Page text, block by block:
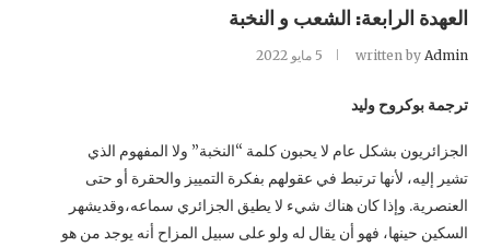
العهدة الرابعة: الشعب و النخبة
written by Admin 5 مايو 2022
ترجمة بوكروح وليد
الجزائريون بشكل عام لا يحبون كلمة “النخبة” ولا المفهوم الذي
تشير إليه، لأنها ترتبط في عقولهم بفكرة التمييز والحقرة أو حتى
العنصرية. وإذا كان هناك شيء لا يطيق الجزائري سماعه،وقديشهر
السكين حينها، فهو أن يقال له ولو على سبيل المزاح أنه يوجد من هو